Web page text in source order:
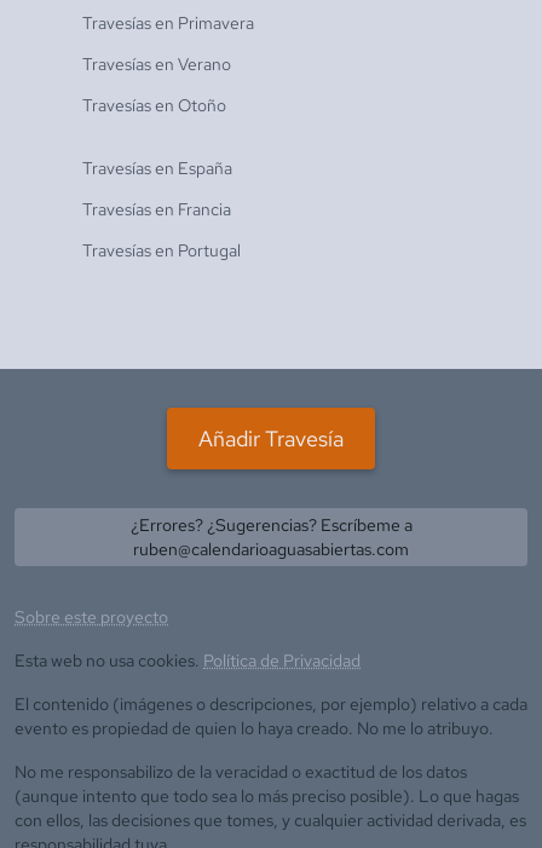
Travesías en Primavera
Travesías en Verano
Travesías en Otoño
Travesías en España
Travesías en Francia
Travesías en Portugal
Añadir Travesía
¿Errores? ¿Sugerencias? Escríbeme a
ruben@calendarioaguasabiertas.com
Sobre este proyecto
Esta web no usa cookies. Política de Privacidad
El contenido (imágenes o descripciones, por ejemplo) relativo a cada
evento es propiedad de quien lo haya creado. No me lo atribuyo.
No me responsabilizo de la veracidad o exactitud de los datos
(aunque intento que todo sea lo más preciso posible). Lo que hagas
con ellos, las decisiones que tomes, y cualquier actividad derivada, es